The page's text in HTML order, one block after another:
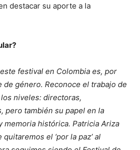
destacar su aporte a la
festival en Colombia es, por
género. Reconoce el trabajo de
niveles: directoras,
pero también su papel en la
memoria histórica. Patricia Ariza
el ‘por la paz’ al